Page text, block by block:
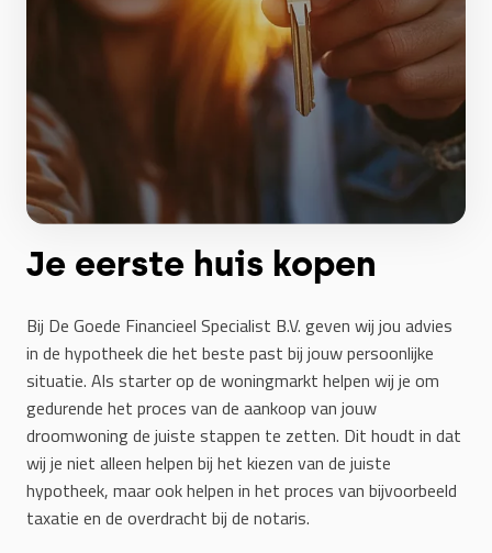
Je eerste huis kopen
Bij De Goede Financieel Specialist B.V. geven wij jou advies
in de hypotheekdie het beste past bij jouw persoonlijke
situatie. Als starter op de woningmarkt helpen wij je om
gedurende het proces van de aankoop van jouw
droomwoning de juiste stappen te zetten. Dit houdt in dat
wij je niet alleen helpen bij het kiezen van de juiste
hypotheek, maar ook helpen in het proces van bijvoorbeeld
taxatie en de overdracht bij de notaris.